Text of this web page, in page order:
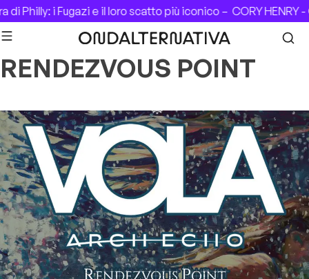
Skip to content
Philly: i Fugazi e il loro scatto più iconico –CORY HENRY
RENDEZVOUS POINT